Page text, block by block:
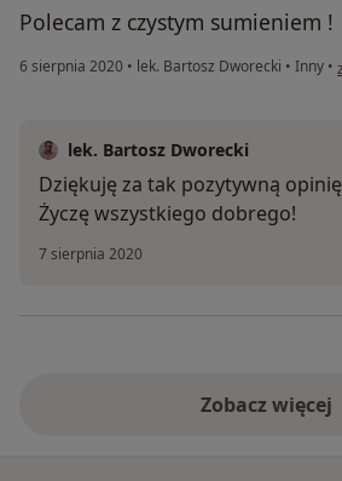
Polecam z czystym sumieniem !
6 sierpnia 2020 • lek. Bartosz Dworecki • Inny •
lek. Bartosz Dworecki
Dziękuję za tak pozytywną
Życzę wszystkiego dobrego!
7 sierpnia 2020
Zobacz więcej